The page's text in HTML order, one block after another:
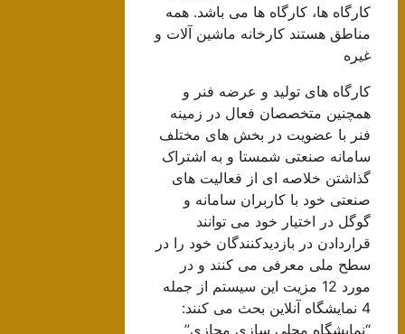
کارگاه ها، کارگاه ها می باشد. همه
مناطق هستند کارخانه ماشین آلات و
غیره
کارگاه های تولید و عرضه فنر و
همچنین متخصصان فعال در زمینه
فنر با عضویت در بخش های مختلف
سامانه صنعتی شمستا و به اشتراک
گذاشتن خلاصه ای از فعالیت های
صنعتی خود با کاربران سامانه و
گوگل در اختیار خود می توانند
قراردادن در بازدیدکنندگان خود را در
سطح ملی معرفی می کنند و در
مورد 12 مزیت این سیستم از جمله
4 نمایشگاه آنلاین بحث می کنند:
“نمایشگاه محلی سازی مجازی”